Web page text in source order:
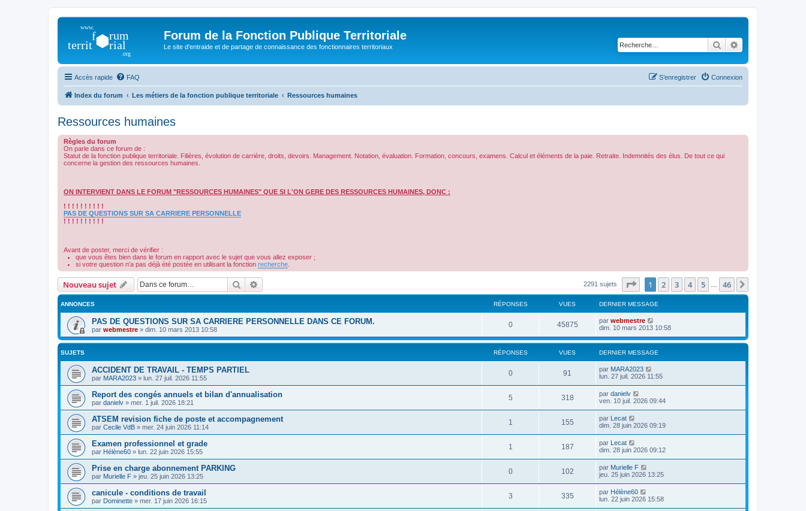
Forum de la Fonction Publique Territoriale
Le site d'entraide et de partage de connaissance des fonctionnaires territoriaux Rechercher
Accès rapide FAQ Connexion
S’enregistrer
Index du forum Les métiers de la fonction publique territoriale Ressources humaines
Ressources humaines
Règles du forum
On parle dans ce forum de :
Statut de la fonction publique territoriale. Filières, évolution de carrière, droits, devoirs. Management. Notation, évaluation. Formation, concours, examens. Calcul et éléments de la paie. Retraite. Indemnités des élus. De tout ce qui
concerne la gestion des ressources humaines.
ON INTERVIENT DANS LE FORUM "RESSOURCES HUMAINES" QUE SI L'ON GERE DES RESSOURCES HUMAINES, DONC :
! ! ! ! ! ! ! ! ! !
PAS DE QUESTIONS SUR SA CARRIERE PERSONNELLE
! ! ! ! ! ! ! ! ! !
Avant de poster, merci de vérifier :
que vous êtes bien dans le forum en rapport avec le sujet que vous allez exposer ;
si votre question n'a pas déjà été postée en utilisant la fonction recherche
Nouveau sujet Rechercher 2291 sujets Page sur46
1 2 3 4 5 46
ANNONCES RÉPONSES VUES DERNIER MESSAGE
PAS DE QUESTIONS SUR SA CARRIERE PERSONNELLE DANS CE FORUM.
par webmestre » dim. 10 mars 2013 10:58
0 45875 par webmestre
dim. 10 mars 2013 10:58
SUJETS RÉPONSES VUES DERNIER MESSAGE
ACCIDENT DE TRAVAIL - TEMPS PARTIEL
par MARA2023 » lun. 27 juil. 2026 11:55
0 91 par MARA2023
lun. 27 juil. 2026 11:55
Report des congés annuels et bilan d'annualisation
par danielv » mer. 1 juil. 2026 18:21
5 318 par danielv
ven. 10 juil. 2026 09:44
ATSEM revision fiche de poste et accompagnement
par Cecile VdB » mer. 24 juin 2026 11:14
1 155 par Lecat
dim. 28 juin 2026 09:19
Examen professionnel et grade
par Hélène60 » lun. 22 juin 2026 15:55
1 187 par Lecat
dim. 28 juin 2026 09:12
Prise en charge abonnement PARKING
par Murielle F » jeu. 25 juin 2026 13:25
0 102 par Murielle F
jeu. 25 juin 2026 13:25
canicule - conditions de travail
par Dominette » mer. 17 juin 2026 16:15
3 335 par Hélène60
lun. 22 juin 2026 15:58